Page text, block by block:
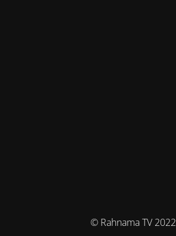
© Rahnama TV 2022